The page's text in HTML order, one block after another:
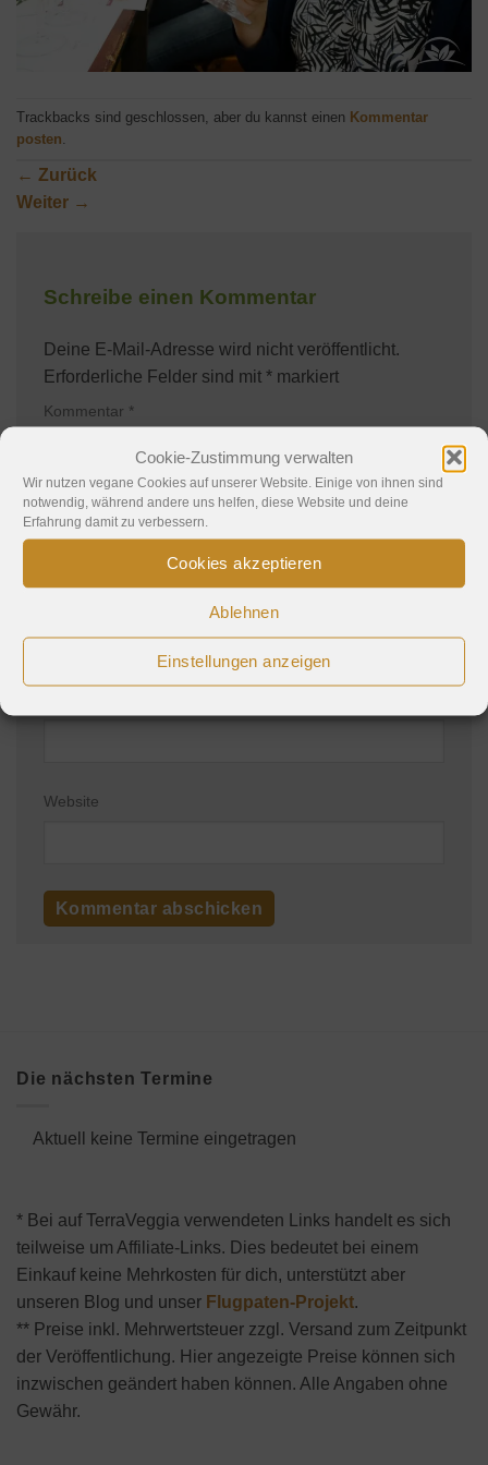
Cookie-Zustimmung verwalten
Wir nutzen vegane Cookies auf unserer Website. Einige von ihnen sind
notwendig, während andere uns helfen, diese Website und deine
Erfahrung damit zu verbessern.
Cookies akzeptieren
Ablehnen
Einstellungen anzeigen
Trackbacks sind geschlossen, aber du kannst einen Kommentar
posten
← Zurück
Weiter →
Schreibe einen Kommentar
Deine E-Mail-Adresse wird nicht veröffentlicht.
Erforderliche Felder sind mit * markiert
Kommentar *
Website
Die nächsten Termine
Aktuell keine Termine eingetragen
* Bei auf TerraVeggia verwendeten Links handelt es sich
teilweise um Affiliate-Links. Dies bedeutet bei einem
Einkauf keine Mehrkosten für dich, unterstützt aber
unseren Blog und unser Flugpaten-Projekt.
** Preise inkl. Mehrwertsteuer zzgl. Versand zum Zeitpunkt
der Veröffentlichung. Hier angezeigte Preise können sich
inzwischen geändert haben können. Alle Angaben ohne
Gewähr.